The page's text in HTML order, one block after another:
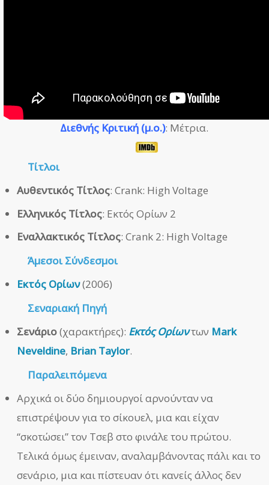
Διεθνής Κριτική (μ.ο.): Μέτρια.
Τίτλοι
Αυθεντικός Τίτλος: Crank: High Voltage
Ελληνικός Τίτλος: Εκτός Ορίων 2
Εναλλακτικός Τίτλος: Crank 2: High Voltage
ΆμεσοιΣύνδεσμοι
Εκτός Ορίων(2006)
Σεναριακή Πηγή
Σενάριο(χαρακτήρες): Εκτός Ορίωντων Mark
Neveldine, Brian Taylor.
Παραλειπόμενα
Αρχικά οι δύο δημιουργοί αρνούνταν να
επιστρέψουν για το σίκουελ, μια και είχαν
“σκοτώσει” τον Τσεβ στο φινάλε του πρώτου.
Τελικά όμως έμειναν, αναλαμβάνοντας πάλι και το
σενάριο, μια και πίστευαν ότι κανείς άλλος δεν